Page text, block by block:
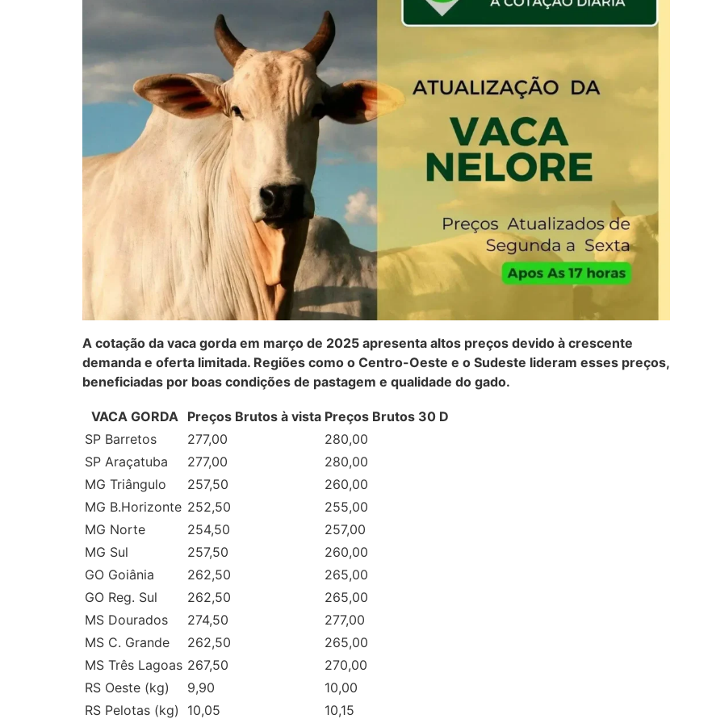
A cotação da vaca gorda em março de 2025 apresenta altos preços devido à crescente
demanda e oferta limitada. Regiões como o Centro-Oeste e o Sudeste lideram esses preços,
beneficiadas por boas condições de pastagem e qualidade do gado.
VACA GORDA Preços Brutos à vista Preços Brutos 30 D
SP Barretos
277,00
280,00
SP Araçatuba
277,00
280,00
MG Triângulo
257,50
260,00
MG B.Horizonte 252,50
255,00
MG Norte
254,50
257,00
MG Sul
257,50
260,00
GO Goiânia
262,50
265,00
GO Reg. Sul
262,50
265,00
MS Dourados
274,50
277,00
MS C. Grande
262,50
265,00
MS Três Lagoas 267,50
270,00
RS Oeste (kg)
9,90
10,00
RS Pelotas (kg)
10,05
10,15